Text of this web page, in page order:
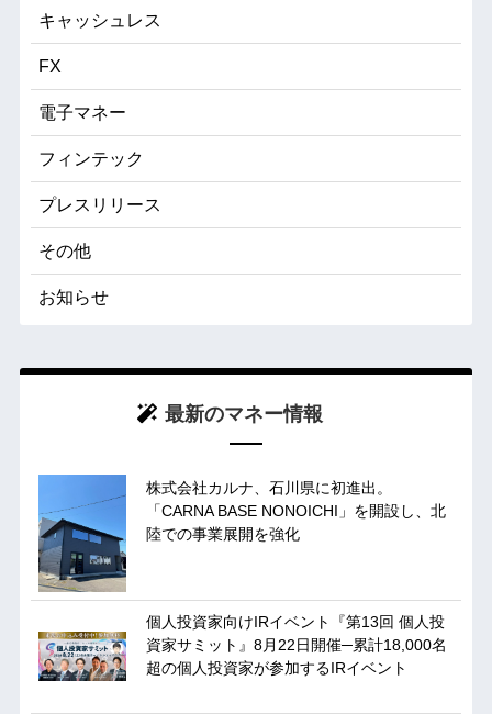
キャッシュレス
FX
電子マネー
フィンテック
プレスリリース
その他
お知らせ
最新のマネー情報
株式会社カルナ、石川県に初進出。
「CARNA BASE NONOICHI」を開設し、北
陸での事業展開を強化
個人投資家向けIRイベント『第13回 個人投
資家サミット』8月22日開催─累計18,000名
超の個人投資家が参加するIRイベント